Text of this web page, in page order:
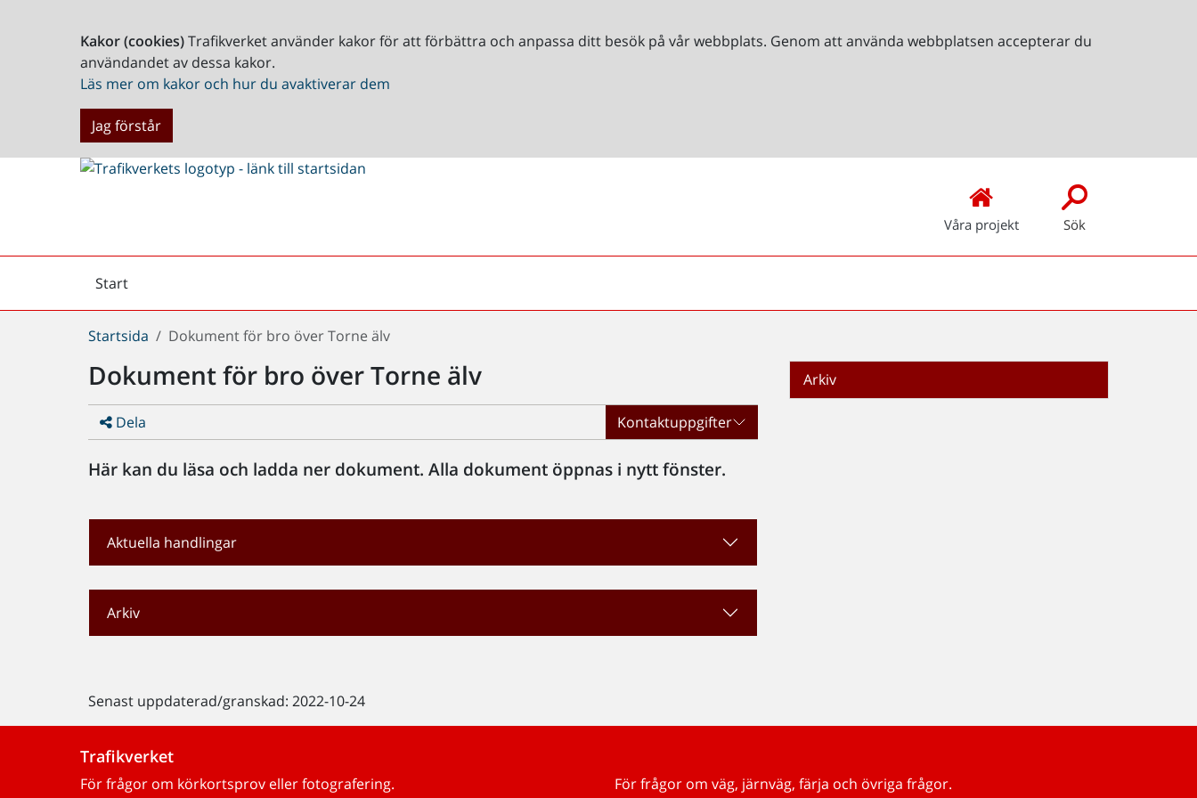
Kakor (cookies)Trafikverket använder kakor för att förbättra och anpassa ditt besök på vår webbplats. Genom att använda webbplatsen accepterar du
användandet av dessa kakor.
Läs mer om kakor och hur du avaktiverar dem
Jag förstår
Våra projekt Sök
Start
Arkiv
Du
här:
Startsida Dokument för bro över Torne älv
Dokument för bro över Torne älv
Dela Kontaktuppgifter
Här kan du läsa och ladda ner dokument. Alla dokument öppnas i nytt fönster.
Aktuella handlingar
Arkiv
Senast uppdaterad/granskad: 2022-10-24
Arkiv
Trafikverket
För frågor om körkortsprov eller fotografering. För frågor om väg, järnväg, färja och övriga frågor.